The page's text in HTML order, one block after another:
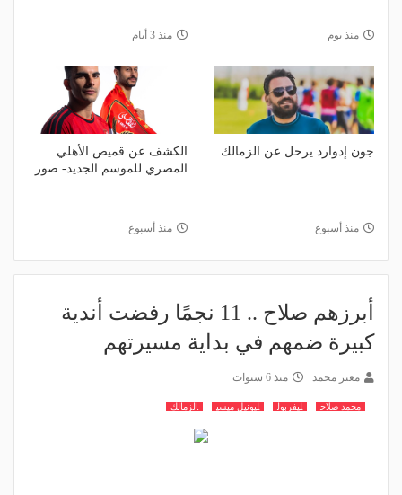
منذ يوم منذ 3 أيام
جون إدوارد يرحل عن الزمالك
منذ أسبوع
الكشف عن قميص الأهلي
المصري للموسم الجديد- صور
منذ أسبوع
أبرزهم صلاح .. 11 نجمًا رفضت أندية
كبيرة ضمهم في بداية مسيرتهم
معتز محمد منذ 6 سنوات
محمد صلاح ليفربول ليونيل ميسي الزمالك